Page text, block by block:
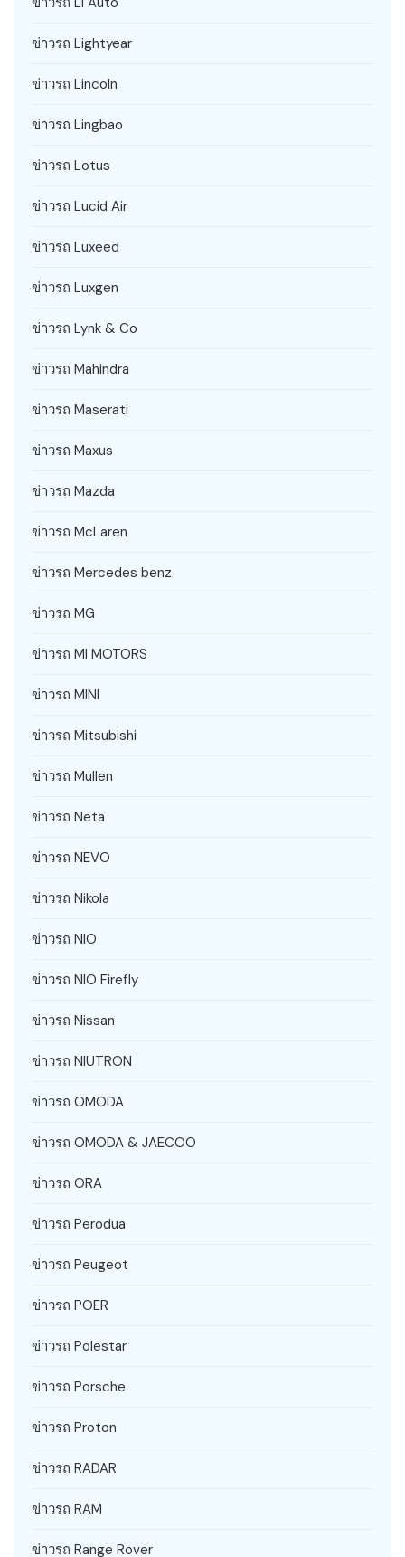
ข่าวรถ Lightyear
ข่าวรถ Lincoln
ข่าวรถ Lingbao
ข่าวรถ Lotus
ข่าวรถ Lucid Air
ข่าวรถ Luxeed
ข่าวรถ Luxgen
ข่าวรถ Lynk & Co
ข่าวรถ Mahindra
ข่าวรถ Maserati
ข่าวรถ Maxus
ข่าวรถ Mazda
ข่าวรถ McLaren
ข่าวรถ Mercedes benz
ข่าวรถ MG
ข่าวรถ MI MOTORS
ข่าวรถ MINI
ข่าวรถ Mitsubishi
ข่าวรถ Mullen
ข่าวรถ Neta
ข่าวรถ NEVO
ข่าวรถ Nikola
ข่าวรถ NIO
ข่าวรถ NIO Firefly
ข่าวรถ Nissan
ข่าวรถ NIUTRON
ข่าวรถ OMODA
ข่าวรถ OMODA & JAECOO
ข่าวรถ ORA
ข่าวรถ Perodua
ข่าวรถ Peugeot
ข่าวรถ POER
ข่าวรถ Polestar
ข่าวรถ Porsche
ข่าวรถ Proton
ข่าวรถ RADAR
ข่าวรถ RAM
ข่าวรถ Range Rover